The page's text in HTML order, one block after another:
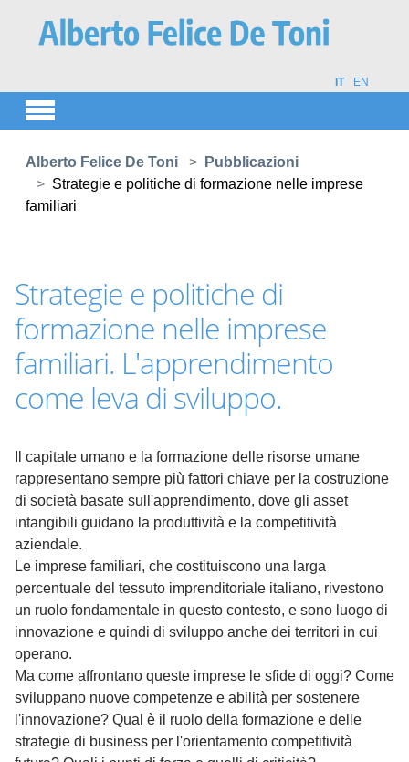
IT EN
Alberto Felice De Toni
Pubblicazioni
Strategie e politiche di formazione nelle imprese
familiari
Strategie e politiche di
formazione nelle imprese
familiari. L'apprendimento
come leva di sviluppo.
Il capitale umano e la formazione delle risorse umane
rappresentano sempre più fattori chiave per la costruzione
di società basate sull'apprendimento, dove gli asset
intangibili guidano la produttività e la competitività
aziendale.
Le imprese familiari, che costituiscono una larga
percentuale del tessuto imprenditoriale italiano, rivestono
un ruolo fondamentale in questo contesto, e sono luogo di
innovazione e quindi di sviluppo anche dei territori in cui
operano.
Ma come affrontano queste imprese le sfide di oggi? Come
sviluppano nuove competenze e abilità per sostenere
l'innovazione? Qual è il ruolo della formazione e delle
strategie di business per l'orientamento competitività